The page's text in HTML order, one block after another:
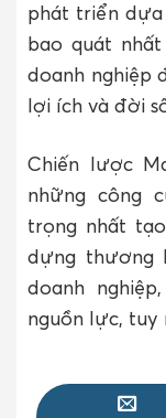
phát triển
bao quát
doanh nghiệp
lợi ích và đời
Chiến lược
những công
trọng nhất
dựng thương
doanh
nguồn lực, tuy